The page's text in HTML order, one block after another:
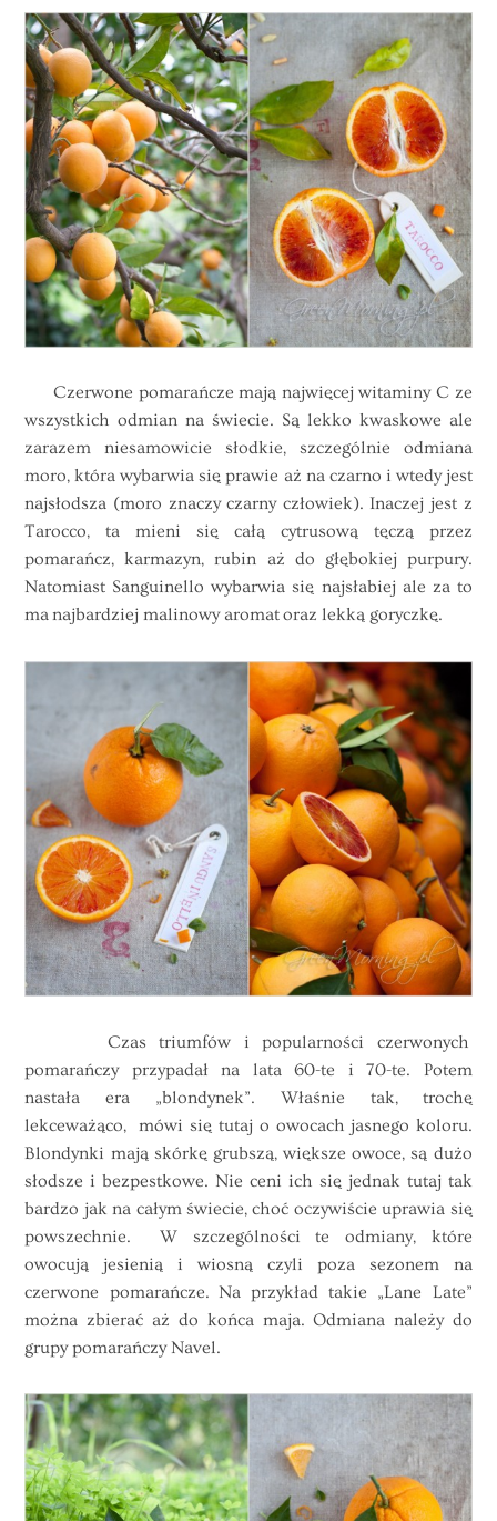
Czerwone pomarańcze mają najwięcej witaminy C ze
wszystkich odmian na świecie. Są lekko kwaskowe ale
zarazem niesamowicie słodkie, szczególnie odmiana
moro, która wybarwia się prawie aż na czarno i wtedy jest
najsłodsza (moro znaczy czarny człowiek). Inaczej jest z
Tarocco, ta mieni się całą cytrusową tęczą przez
pomarańcz, karmazyn, rubin aż do głębokiej purpury.
Natomiast Sanguinello wybarwia się najsłabiej ale za to
ma najbardziej malinowy aromat oraz lekką goryczkę.
Czas triumfów i popularności czerwonych
pomarańczy przypadał na lata 60-te i 70-te. Potem
nastała era „blondynek”. Właśnie tak, trochę
lekceważąco, mówi się tutaj o owocach jasnego koloru.
Blondynki mają skórkę grubszą, większe owoce, są dużo
słodsze i bezpestkowe. Nie ceni ich się jednak tutaj tak
bardzo jak na całym świecie, choć oczywiście uprawia się
powszechnie. W szczególności te odmiany, które
owocują jesienią i wiosną czyli poza sezonem na
czerwone pomarańcze. Na przykład takie „Lane Late”
można zbierać aż do końca maja. Odmiana należy do
grupy pomarańczy Navel.